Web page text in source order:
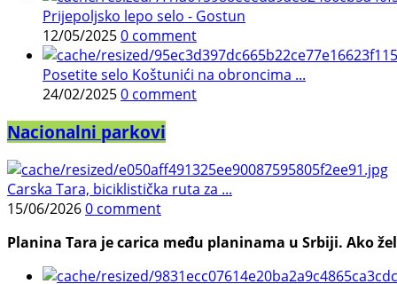
Prijepoljsko lepo selo - Gostun
12/05/20250 comment
Posetite selo Koštunići na obroncima ...
24/02/20250 comment
Nacionalni parkovi
Carska Tara, biciklistička ruta za ...
15/06/20260 comment
Planina Tara je carica među planinama u Srbiji. Ako